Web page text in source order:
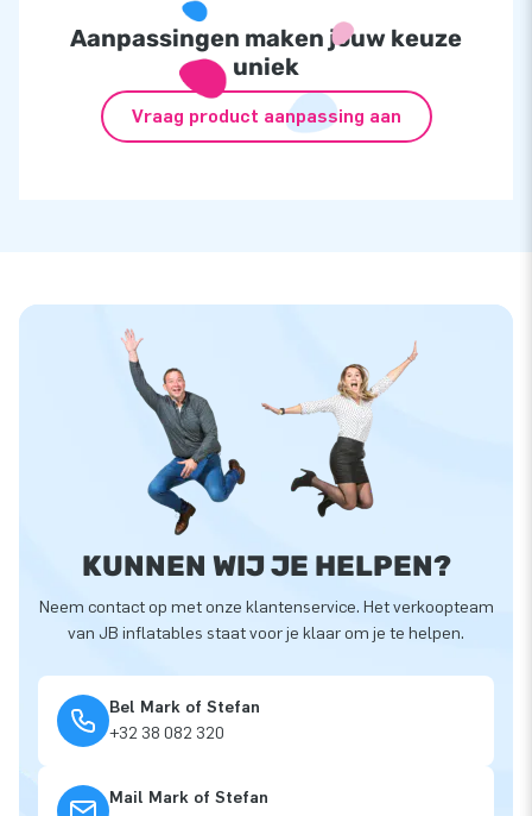
Aanpassingen maken jouw keuze
uniek
Vraag product aanpassing aan
KUNNEN WIJ JE HELPEN?
Neem contact op met onze klantenservice. Het verkoopteam
van JB inflatables staat voor je klaar om je te helpen.
Bel Mark of Stefan
+32 38 082 320
Mail Mark of Stefan